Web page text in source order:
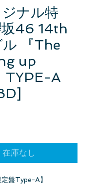
ナル特
46 14th
ル 『The
up
TYPE-A
格
在庫なし
定盤Type-A】